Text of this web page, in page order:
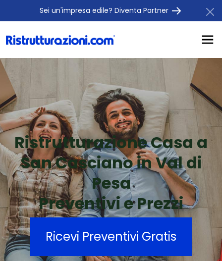
Sei un'impresa edile? Diventa Partner
Ristrutturazione Casa a
San Casciano in Val di
Pesa
Preventivi e Prezzi
Ricevi Preventivi Gratis